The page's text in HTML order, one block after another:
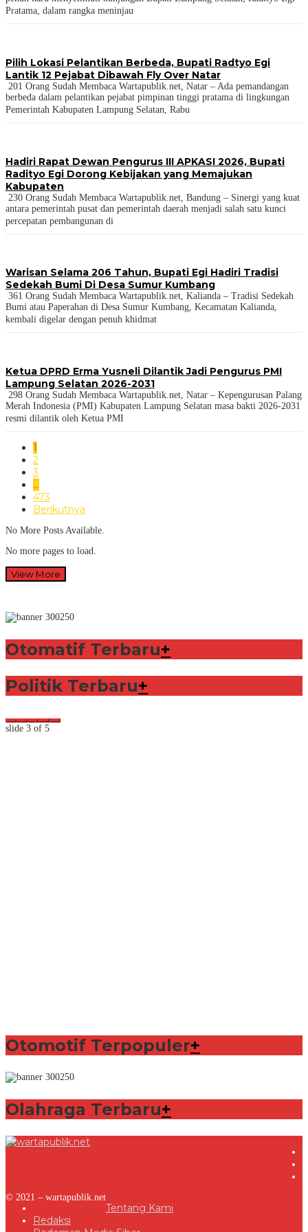
Pratama, dalam rangka meninjau
Pilih Lokasi Pelantikan Berbeda, Bupati Radtyo Egi
Lantik 12 Pejabat Dibawah Fly Over Natar
201 Orang Sudah Membaca Wartapublik.net, Natar – Ada pemandangan
berbeda dalam pelantikan pejabat pimpinan tinggi pratama di lingkungan
Pemerintah Kabupaten Lampung Selatan, Rabu
Hadiri Rapat Dewan Pengurus III APKASI 2026, Bupati
Radityo Egi Dorong Kebijakan yang Memajukan
Kabupaten
230 Orang Sudah Membaca Wartapublik.net, Bandung – Sinergi yang kuat
antara pemerintah pusat dan pemerintah daerah menjadi salah satu kunci
percepatan pembangunan di
Warisan Selama 206 Tahun, Bupati Egi Hadiri Tradisi
Sedekah Bumi Di Desa Sumur Kumbang
361 Orang Sudah Membaca Wartapublik.net, Kalianda – Tradisi Sedekah
Bumi atau Paperahan di Desa Sumur Kumbang, Kecamatan Kalianda,
kembali digelar dengan penuh khidmat
Ketua DPRD Erma Yusneli Dilantik Jadi Pengurus PMI
Lampung Selatan 2026-2031
298 Orang Sudah Membaca Wartapublik.net, Natar – Kepengurusan Palang
Merah Indonesia (PMI) Kabupaten Lampung Selatan masa bakti 2026-2031
resmi dilantik oleh Ketua PMI
1
2
3
…
473
Berikutnya
No More Posts Available.
No more pages to load.
View More
Otomatif Terbaru+
Politik Terbaru+
slide 3 of 5
Otomotif Terpopuler+
Olahraga Terbaru+
© 2021 – wartapublik.net
Tentang Kami
Redaksi